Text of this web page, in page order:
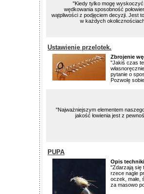
"Kiedy tylko mogę
wędkowania sposobność
wątpliwości z podjęciem decyzji. Jest
w każdych
Ustawienie przelotek.
Zbrojenie
"Jakiś czas
pytanie o
Pozwolę
"Najważniejszym elementem
jakość łowienia jest z
PUPA
Opis
"Zdarzają się
rzece nagle
oczek, małe,
za masowo